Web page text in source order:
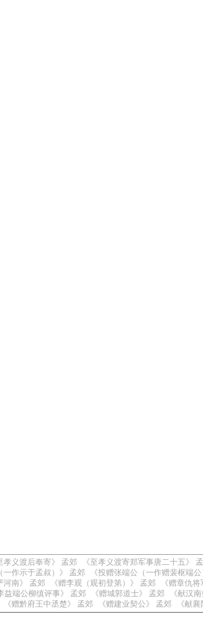
孝义渡后奉寄》 孟郊 《至孝义渡寄郑军事唐二十五》
一作示于孟叔）》 孟郊 《投赠张端公（一作赠裴枢端
河南》 孟郊 《赠李观（观初登第）》 孟郊 《赠章仇
益端公柳缜评事》 孟郊
《赠城郭道士》 孟郊 《献汉
《赠黔府王中丞楚》 孟郊 《赠建业契公》 孟郊 《献